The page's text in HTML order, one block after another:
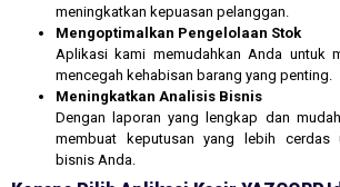
meningkatkan kepuasan pelanggan.
Mengoptimalkan Pengelolaan Stok
Aplikasi kami memudahkan Anda untuk
mencegah kehabisan barang yang penting.
Meningkatkan Analisis Bisnis
Dengan laporan yang lengkap dan
membuat keputusan yang lebih cerdas
bisnis Anda.